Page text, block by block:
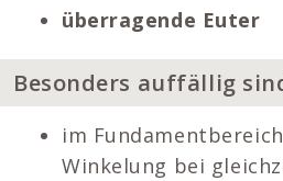
überragende Euter
Besonders auffällig
im
Winkelung bei